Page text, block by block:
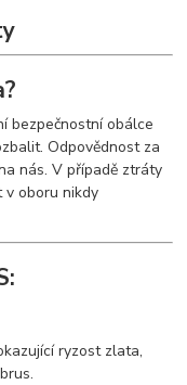
bezpečnostní obálce
Odpovědnost za
nás. V případě ztráty
v oboru nikdy
ryzost zlata,